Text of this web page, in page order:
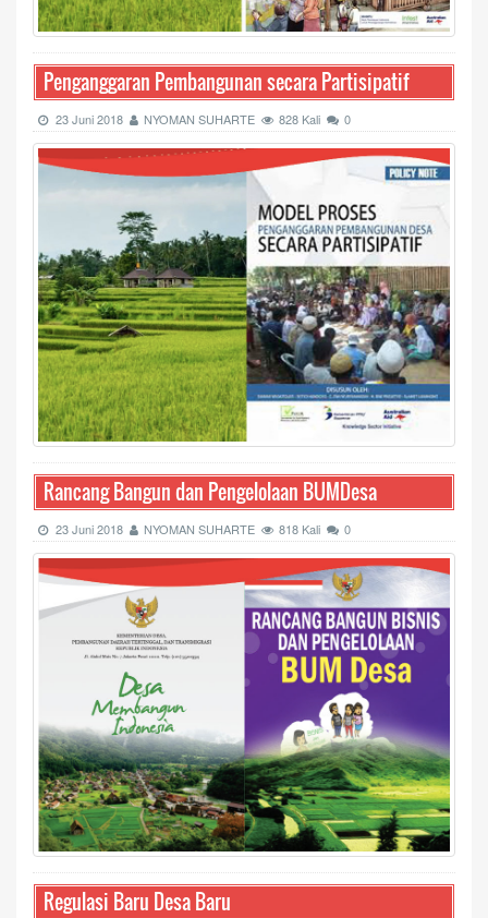
Penganggaran Pembangunan secara Partisipatif
23 Juni 2018 NYOMAN SUHARTE 828 Kali 0
Rancang Bangun dan Pengelolaan BUMDesa
23 Juni 2018 NYOMAN SUHARTE 818 Kali 0
Regulasi Baru Desa Baru